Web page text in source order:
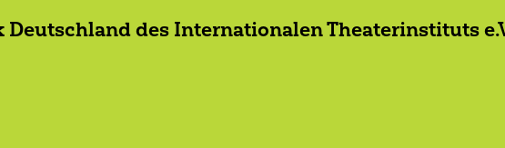
des Internationalen Theaterinstituts